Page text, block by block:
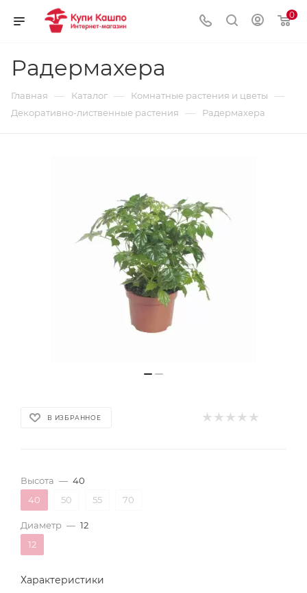
0
Радермахера
Главная — Каталог — Комнатные растения и цветы —
Декоративно-лиственные растения — Радермахера
В ИЗБРАННОЕ
Высота — 40
40
50 55 70
Диаметр — 12
12
Характеристики